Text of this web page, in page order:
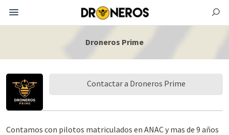
Droneros Prime
Contactar a Droneros Prime
Contamos con pilotos matriculados en ANAC y mas de 9 años